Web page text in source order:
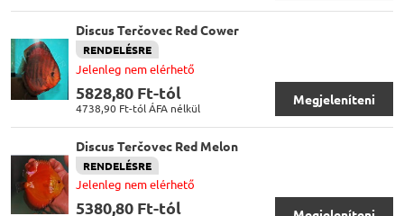
Discus Terčovec Red Cower
RENDELÉSRE
Jelenleg nem elérhető
5828,80 Ft-tól
4738,90 Ft-tólÁFA nélkül
Megjeleníteni
Discus Terčovec Red Melon
RENDELÉSRE
Jelenleg nem elérhető
5380,80 Ft-tól